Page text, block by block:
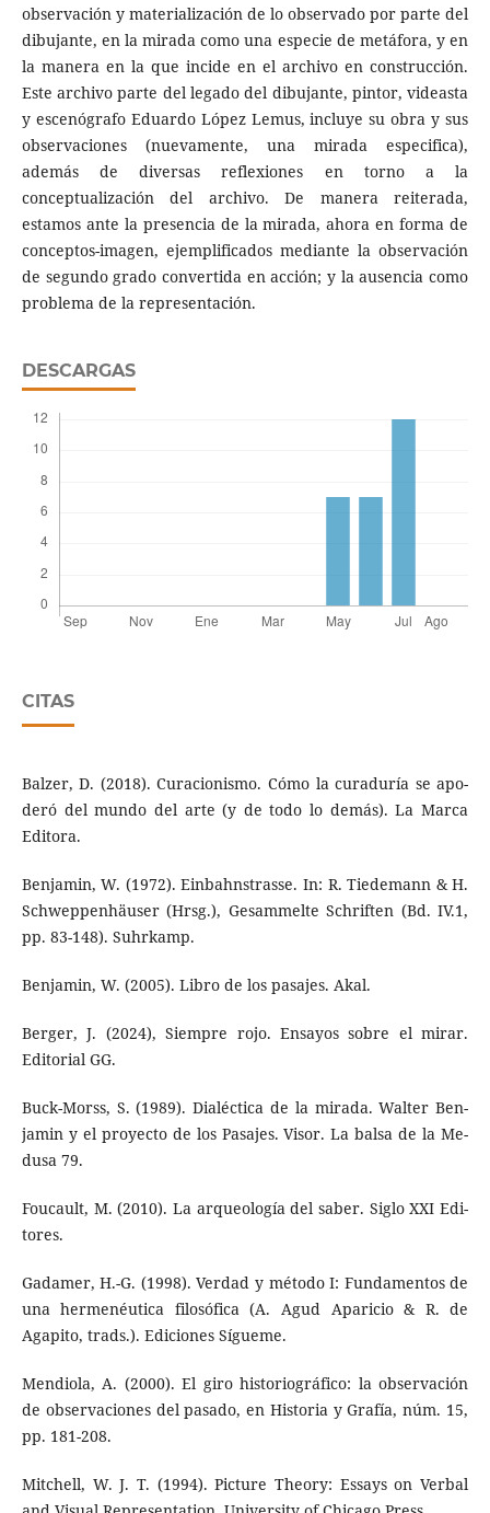
observación y materialización de lo observado por parte del
dibujante, en la mirada como una especie de metáfora, y en
la manera en la que incide en el archivo en construcción.
Este archivo parte del legado del dibujante, pintor, videasta
y esce­nógrafo Eduardo López Lemus, incluye su obra y sus
observaciones (nuevamente, una mirada especifica),
además de diversas reflexiones en torno a la
conceptualización del archivo. De manera reiterada,
estamos ante la presencia de la mirada, ahora en forma de
con­ceptos-imagen, ejemplificados mediante la observación
de segundo grado convertida en acción; y la ausencia como
problema de la representación.
DESCARGAS
CITAS
Balzer, D. (2018). Curacionismo. Cómo la curaduría se apo­
deró del mundo del arte (y de todo lo demás). La Marca
Editora.
Benjamin, W. (1972). Einbahnstrasse. In: R. Tiedemann & H.
Schweppenhäuser (Hrsg.), Gesammelte Schriften (Bd. IV.1,
pp. 83-148). Suhrkamp.
Benjamin, W. (2005). Libro de los pasajes. Akal.
Berger, J. (2024), Siempre rojo. Ensayos sobre el mirar.
Editorial GG.
Buck-Morss, S. (1989). Dialéctica de la mirada. Walter Ben­
jamin y el proyecto de los Pasajes. Visor. La balsa de la Me­
dusa 79.
Foucault, M. (2010). La arqueología del saber. Siglo XXI Edi­
tores.
Gadamer, H.-G. (1998). Verdad y método I: Fundamentos de
una hermenéutica filosófica (A. Agud Aparicio & R. de
Agapito, trads.). Ediciones Sígueme.
Mendiola, A. (2000). El giro historiográfico: la observación
de observaciones del pasado, en Historia y Grafía, núm. 15,
pp. 181-208.
Mitchell, W. J. T. (1994). Picture Theory: Essays on Verbal